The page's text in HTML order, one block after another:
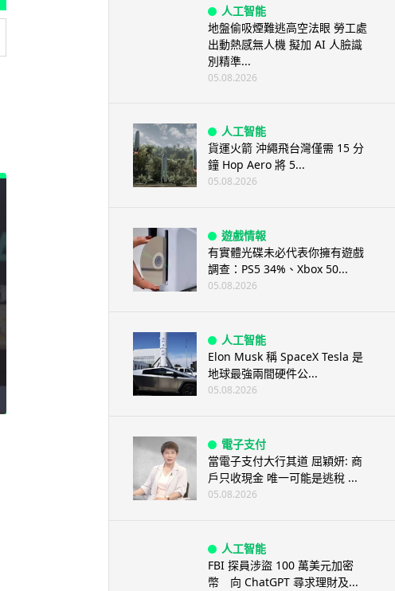
人工智能
地盤偷吸煙難逃高空法眼 勞工處
出動熱感無人機 擬加 AI 人臉識
別精準...
05.08.2026
人工智能
貨運火箭 沖繩飛台灣僅需 15 分
鐘 Hop Aero 將 5...
05.08.2026
遊戲情報
有實體光碟未必代表你擁有遊戲
調查：PS5 34%、Xbox 50...
05.08.2026
人工智能
Elon Musk 稱 SpaceX Tesla 是
地球最強兩間硬件公...
05.08.2026
電子支付
當電子支付大行其道 屈穎妍: 商
戶只收現金 唯一可能是逃稅 ...
05.08.2026
人工智能
FBI 探員涉盜 100 萬美元加密
幣 向 ChatGPT 尋求理財及...